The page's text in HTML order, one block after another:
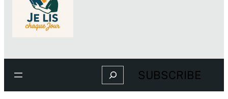
Search SUBSCRIBE